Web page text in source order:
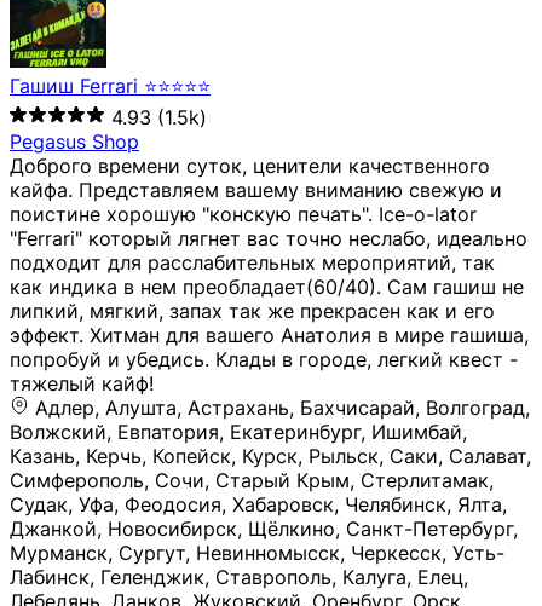
Гашиш Ferrari ⭐⭐⭐⭐⭐
4.93 (1.5k)
Pegasus Shop
Доброго времени суток, ценители качественного
кайфа. Представляем вашему вниманию свежую и
поистине хорошую "конскую печать". Ice-o-lator
"Ferrari" который лягнет вас точно неслабо, идеально
подходит для расслабительных мероприятий, так
как индика в нем преобладает(60/40). Сам гашиш не
липкий, мягкий, запах так же прекрасен как и его
эффект. Хитман для вашего Анатолия в мире гашиша,
попробуй и убедись. Клады в городе, легкий квест -
тяжелый кайф!
Адлер, Алушта, Астрахань, Бахчисарай, Волгоград, Волжский, Евпатория, Екатеринбург, Ишимбай, Казань, Керчь, Копейск, Курск, Рыльск, Саки, Салават, Симферополь, Сочи, Старый Крым, Стерлитамак, Судак, Уфа, Феодосия, Хабаровск, Челябинск, Ялта, Джанкой, Новосибирск, Щёлкино, Санкт-Петербург, Мурманск, Сургут, Невинномысск, Черкесск, Усть-Лабинск, Геленджик, Ставрополь, Калуга, Елец, Лебедянь, Данков, Жуковский, Оренбург, Орск (Оренбургская область), Магнитогорск, Пермь, Зеленоград, Солнечногорск, Нижний Новгород, Лысково, Заволжье, Кстово, Балахна (Нижегородская область), Богородск, Бор (Нижегородская область), Саратов, Энгельс, Ижевск, Тюмень, Ростов-на-Дону, Шахты, Новочеркасск, Батайск, Аксай, Люберцы, Истра, Москва, Армавир, Краснодар, Магадан, Самара, Анапа, Славянск-на-Кубани, Чаплыгин, Липецк, Нижний Тагил, Орехово-Зуево, Усть-Джегута, Лянтор, Нефтеюганск, Пыть-Ях, Урень, Ветлуга, Шахунья, Новороссийск, Крымск, Тимашёвск, Тольятти, Воткинск, Звенигород, Руза, Можайск, Белгород, Воронеж, Соликамск, Нытва, Лысьва (Пермский край), Чусовой, Кунгур, Краснокамск, Миасс, Губаха, Тула, Новомосковск, Донской, Омск, Льгов, Мытищи, Королёв, Ивантеевка, Балашиха, Семилуки, Кудымкар, Старый Оскол, Оса (Пермский край), Одинцово (Московская область), Ханты-Мансийск, Лабинск, Темрюк, Курганинск, Белореченск (Краснодарский край), Алупкa, Губкин, Рязань, Калининград, Усть-Илимск, Фрязино, Минеральные Воды, Пятигорск, Кострома, Ярославль, Коркино, Верхняя Пышма, Подольск, Красноярск, Смоленск, Долгопрудный, Чебоксары, Калачинск, Канск, Киров (Кировская область), Вологда, Рославль, Владивосток, Обнинск, Балабаново (Калужская область), Малоярославец, Брянск, Видное, Ярцево, Вязьма, Гагарин, Приволжск, Фурманов, Чайковский, Кинешма, Горячий Ключ, Улан-Удэ, Туймазы, Дюртюли, Альметьевск, Нефтекамск, Хадыженск, Апшеронск, Майкоп, Уссурийск, Ульяновск, Гатчина, Луга (Ленинградская область), Надым, Ногинск, Электросталь, Железнодорожный (Московская область), Бутурлиновка, Кириллов, Краснознаменск (Калиниградская область), Мышкин, Томмот, Холм, Абакан, Абдулино, Агидель, Агрыз, Адыгейск, Азнакаево, Алатырь, Алдан, Алейск, Александров, Александровск, Алексеевка (Белгородская обл.), Алексин, Амурск, Анадырь, Ангарск, Андреаполь, Анжеро-Судженск, Анива, Апатиты, Арамиль, Ардон, Арзамас, Аркадак, Арсеньев, Артём, Артёмовский, Архангельск, Асбест, Асино, Аткарск, Ахтубинск, Аша, Бабаево (Вологодская область), Бавлы (Республика Татарстан), Байкальск, Бакал, Баксан, Балаклава, Балаково (Саратовская область), Балашов (Саратовская область), Балтийск, Барабинск, Барнаул, Барыш (Ульяновская область), Бежецк, Белая Калитва (Ростовская область), Белебей, Белогорск (Крым), Белозерск, Белокуриха, Беломорск, Белоозёрский (Московская область), Белорецк (Республика Башкортостан), Кызыл, Белоярский (Ханты-Мансийский АО), Бердск, Березники (Пермский край), Берёзовский (Кемеровская область), Берёзовский (Свердловская область), Беслан, Бийск, Бикин, Билибино, Биробиджан, Благовещенск (Амурская область), Благовещенск (Башкортостан), Бобров, Богородицк, Боготол, Богучар, Бокситогорск (Ленинградская область), Бологое (Тверская область), Болхов, Большой Камень (Приморский край), Борисоглебск (Воронежская область), Боровичи (Новгородская область), Боровск, Бородино, Братск, Бронницы (Московская область), Бугульма (Республика Татарстан), Бугуруслан (Оренбургская область), Буинск, Буй, Буйнакск, Валдай, Валуйки, Велиж, Великие Луки, Великий Новгород, Великий Устюг, Вельск, Венёв, Верещагино, Верхнеуральск, Верхний Уфалей, Верхняя Салда, Верхняя Тура, Весьегонск, Вилючинск, Вихоревка, Вичуга, Владикавказ, Волгодонск, Волгореченск, Володарск, Волосово, Волчанск, Вольск, Воркута, Ворсма, Всеволожск (Ленинградская область), Вуктыл, Выкса, Высоковск, Высоцк, Вытегра, Вышний Волочёк, Вяземский, Вязники, Вятские Поляны, Нея, Шилка, Гаврилов Посад, Гаврилов-Ям, Гай, Галич, Гдов, Голицыно, Горно-Алтайск, Горнозаводск, Горняк, Городец, Гороховец, Гремячинск, Грозный, Грязи, Грязовец, Губкинский, Гуково, Гулькевичи, Гурьевск (Калининградская область), Гурьевск (Кемеровская область), Гусев, Гусь-Хрустальный, Давлеканово, Далматово, Дальнегорск, Дегтярск, Дедовск, Демидов, Дербент, Десногорск, Дзержинск, Дзержинский (Московская область), Дивногорск, Димитровград, Дмитровск, Дно, Добрянка, Долинск, Домодедово, Донецк (ДНР), Дорогобуж, Дрезна, Дубна, Дудинка, Духовщина, Дятьково, Егорьевск, Елабуга, Елизово, Ельня (Будет изменено название), Емва, Енисейск, Ермолино, Ершов, Ессентуки, Ефремов, Железноводск, Железногорск (Красноярский край), Железногорск (Курская область), Железногорск-Илимский, Жигулёвск, Жиздра, Жирновск, Жуков, Жуковка, Заводоуковск, Заволжск, Задонск, Заинск, Заозёрный, Заозёрск, Западная Двина, Заполярный, Зарайск, Заречный (Пензенская область), Заречный (Свердловская область), Заринск, Звенигово, Зверево, Зеленогорск ( Ленинградская обл. ), Зеленоградск, Зеленодольск, Зеленокумск, Зерноград, Зима, Змеиногорск, Зубцов, Ивангород, Иваново, Ивдель, Избербаш, Изобильный, Иланский, Инза, Инкерман, Инта, Ипатово, Искитим, Йошкар-Ола, Кадников, Калач, Калач-на-Дону, Калининск, Калтан, Калязин, Камбарка, Каменка (Пензенская область), Каменногорск (Ленинградская область), Каменск-Уральский, Каменск-Шахтинский, Камень-на-Оби, Камешково, Камышин, Канаш, Кандалакша, Карабаново, Карабаш, Карачаевск, Каргат, Каргополь, Карпинск, Карталы, Касимов, Касли, Каспийск, Катав-Ивановск, Катайск, Качканар, Кашин, Кашира, Кемерово, Кемь, Кизел, Кизилюрт, Кизляр, Кимовск, Кимры, Кингисепп, Кинель, Киреевск, Киренск, Киржач, Кириши, Кирово-Чепецк, Кировск (Ленинградская область), Кировск (Мурманская область), Кирсанов, Киселёвск, Кисловодск, Климовск, Клинцы, Княгинино, Ковдор, Ковров, Когалым, Козельск, Козьмодемьянск, Кола, Кологрив, Колпашево, Колпино, Кольчугино, Комсомольск, Комсомольск-на-Амуре, Конаково, Кондопога, Кондрово, Константиновск, Кораблино, Кореновск, Корсаков, Коряжма, Костерёво, Костомукша, Котельники, Котельниково, Котельнич, Котлас, Котовск, Кохма, Красноармейск (Московская область), Краснозаводск, Краснознаменск (Московская область), Краснокаменск, Краснослободск (Волгоградская область), Краснотурьинск, Красноуральск, Красный Сулин, Кремёнки, Кропоткин, Кубинка, Кувшиново (Тверская область), Кудрово, Кулебаки, Кумертау, Курлово, Куровское, Куртамыш, Курчатов, Куса, Кушва, Кыштым, Лабытнанги, Лагань, Лаишево (Республика Татарстан), Лакинск, Лангепас, Лахденпохья, Ленинск-Кузнецкий, Ленск (Республика Саха), Лермонтов (Ставропольский край), Лесозаводск (Приморский край), Лесосибирск, Ливны (Орловская область), Ликино-Дулёво, Липки (Тульская область), Лиски (Воронежская область), Лихославль, Лодейное Поле, Ломоносов (Санкт-Петербург), Лосино-Петровский, Лукоянов, Луховицы, Лыткарино, Любань (Ленинградская область), Любим, Людиново, Магас, Майский, Макаров, Малая Вишера, Малгобек, Мамадыш, Мамоново, Мантурово, Маркс, Махачкала, Мглин, Мегион, Медвежьегорск, Медногорск, Медынь, Меленки, Мелеуз, Менделеевск, Мещовск, Микунь, Миллерово, Минусинск, Миньяр, Мирный (Архангельская область), Мирный (Якутия), Михайловка (Город), Михайловск (Свердловская область), Михайловск (Ставропольский край), Могоча, Можга, Моздок, Мончегорск, Морозовск, Моршанск, Мосальск, Муравленко, Мурино, Муром, Мценск, Мыски, Набережные Челны, Навашино (Нижегородская область), Назарово (Красноярский край), Назрань, Нальчик, Наро-Фоминск, Нарткала, Нарьян-Мар, Находка, Невель (Псковская область), Невельск, Невьянск, Нелидово (Тверская область), Неман, Нерехта (Костромская область), Нерюнгри, Нестеров, Нефтегорск (Самарская область), Нефтекумск, Нижневартовск, Нижнекамск (Республика Татарстан), Нижнеудинск, Нижние Серги, Нижний Ломов, Нижняя Тура, Николаевск-на-Амуре, Никольск (Вологодская область), Никольск (Пензенская область), Новая Ладога, Новая Ляля, Новоалександровск, Новоалтайск, Нововоронеж, Новодвинск, Новозыбков, Новокубанск, Новокуйбышевск, Новомичуринск, Новопавловск, Новоржев, Новосокольники, Новотроицк, Новоульяновск, Новоуральск, Новохопёрск, Новочебоксарск, Новошахтинск, Новый Оскол, Новый Уренгой, Норильск, Нурлат, Нягань, Нязепетровск, Няндома, Облучье, Обоянь, Озёрск (Калининградская область), Озёрск (Челябинская область), Озёры, Октябрьск (Самарская область), Октябрьский (Башкортостан), Окуловка (Новгородская область), Оленегорск, Олонец, Онега, Опочка, Осинники, Осташков, Остров, Острогожск, Отрадный, Оха, Павлово, Павловск (Воронежская область), Павловск (Санкт-Петербург), Павловский Посад, Партизанск, Певек, Пенза, Первоуральск, Перевоз, Пересвет, Переславль-Залесский, Пестово (Новгородская область), Петрозаводск, Петропавловск-Камчатский, Печоры, Пикалёво, Пионерский, Питкяранта, Плавск, Плёс, Подпорожье, Покачи, Покров, Покровск, Полесск, Полысаево, Полярные Зори, Полярный, Поронайск, Порхов, Похвистнево, Почеп, Починок, Пошехонье, Правдинск, Приморск (Калининградская область), Приморско-Ахтарск, Приозерск, Прокопьевск, Протвино, Прохладный, Пугачёв, Пудож, Пустошка, Пушкино, Пущино, Пыталово, Радужный (Владимирская область), Радужный (Ханты-Мансийский АО), Райчихинск, Раменское, Рассказово, Ревда, Реж, Реутов, Родники, Россошь, Ростов (Ярославская обл.), Рошаль, Ртищево, Рубцовск, Рузаевка, Рыбинск, Рыбное, Ряжск, Салехард, Сальск, Саранск, Сарапул, Саров, Сасово, Сатка, Сафоново, Саяногорск, Саянск, Светлогорск, Светлоград, Светлый, Светогорск (Ленинградская область), Свободный, Себеж, Северобайкальск, Северодвинск, Североуральск, Сегежа, Семикаракорск, Сенгилей, Серафимович, Сергач, Сергиев Посад, Сердобск, Сертолово (Ленинградская область), Сестрорецк (Ленинградская область), Сибай, Скопин, Славгород, Сланцы, Слободской, Слюдянка, Собинка, Советск (Кировская область), Советск (Калининградская область), Советск (Тульская область), Советская Гавань, Советский (Ханты-Мансийский АО), Сокол (Вологодская область), Солигалич, Соль-Илецк, Сольцы, Сортавала, Сосенский, Сосновоборск, Сосновый Бор (Ленинградская область), Сосногорск, Спас-Клепики, Спасск-Рязанский, С